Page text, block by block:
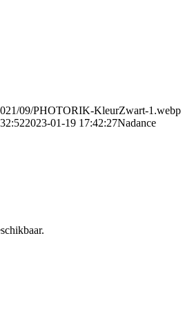
09/PHOTORIK-KleurZwart-1.webp
2023-01-19 17:42:27Nadance